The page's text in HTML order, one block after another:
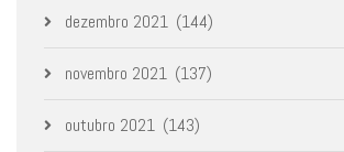
dezembro 2021 (144)
novembro 2021 (137)
outubro 2021 (143)